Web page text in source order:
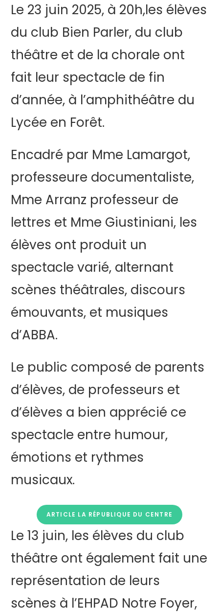
Le 23 juin 2025, à 20h,les élèves
du club Bien Parler, du club
théâtre et de la chorale ont
fait leur spectacle de fin
d’année, à l’amphithéâtre du
Lycée en Forêt.
Encadré par Mme Lamargot,
professeure documentaliste,
Mme Arranz professeur de
lettres et Mme Giustiniani, les
élèves ont produit un
spectacle varié, alternant
scènes théâtrales, discours
émouvants, et musiques
d’ABBA.
Le public composé de parents
d’élèves, de professeurs et
d’élèves a bien apprécié ce
spectacle entre humour,
émotions et rythmes
musicaux.
ARTICLE LA RÉPUBLIQUE DU CENTRE
Le 13 juin, les élèves du club
théâtre ont également fait une
représentation de leurs
scènes à l’EHPAD Notre Foyer,